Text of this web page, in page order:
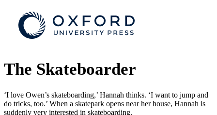
The Skateboarder
‘I love Owen’s skateboarding,’ Hannah thinks. ‘I want to jump and
do tricks, too.’ When a skatepark opens near her house, Hannah is
suddenly very interested in skateboarding.